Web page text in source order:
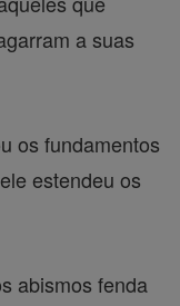
a suas
os fundamentos
estendeu os
abismos fenda